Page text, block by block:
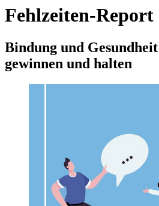
Fehlzeiten-Report
Bindung und
gewinnen und halten